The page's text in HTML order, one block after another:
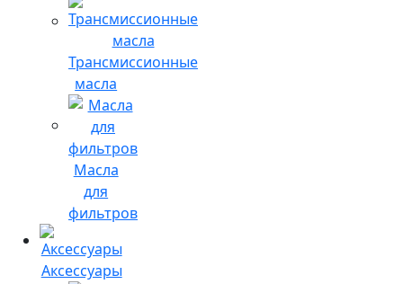
Трансмиссионные
масла
Масла
для
фильтров
Аксессуары